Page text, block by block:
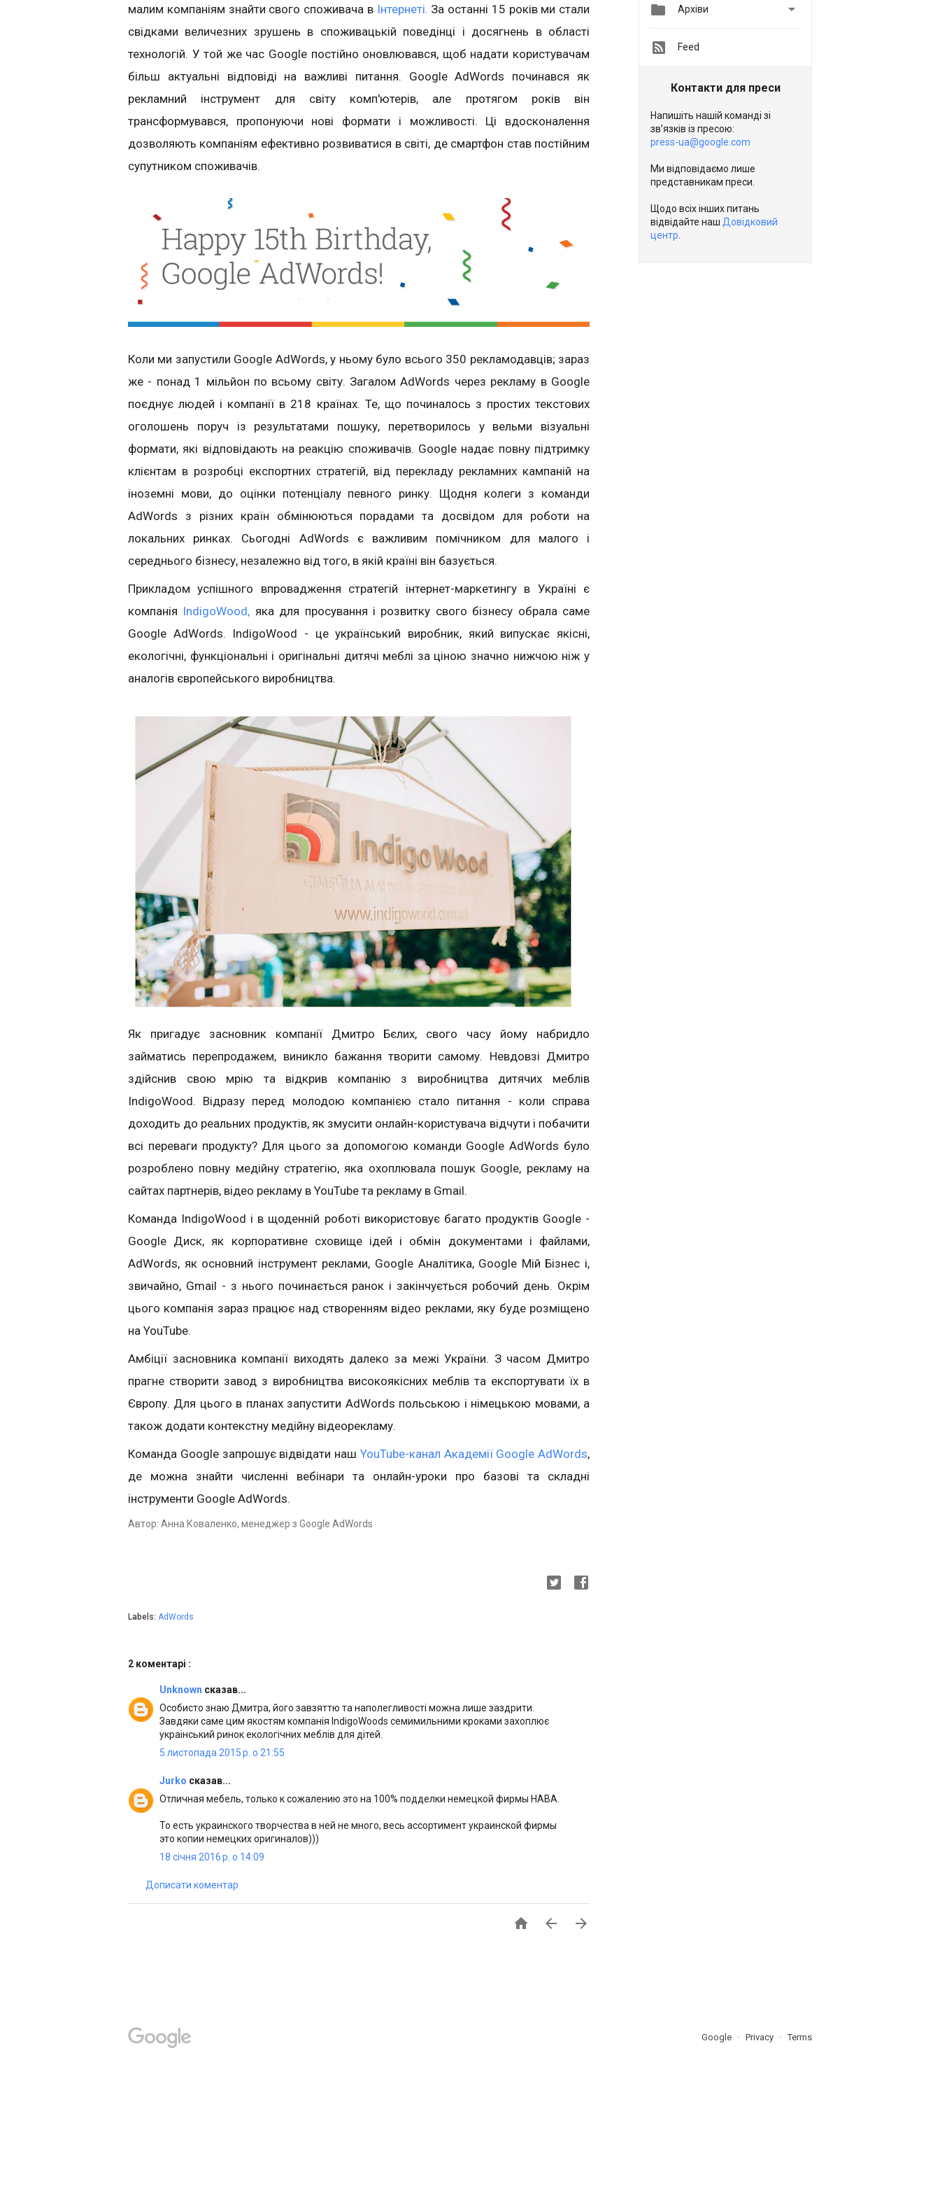
малим компаніям знайти свого споживача вІнтернеті. За останні 15 років ми стали
свідками величезних зрушень в споживацькій поведінці і досягнень в області
технологій. У той же час Google постійно оновлювався, щоб надати користувачам
більш актуальні відповіді на важливі питання. Google AdWords починався як
рекламний інструмент для світу комп'ютерів, але протягом років він
трансформувався, пропонуючи нові формати і можливості. Ці вдосконалення
дозволяють компаніям ефективно розвиватися в світі, де смартфон став постійним
супутником споживачів.
Коли ми запустили Google AdWords, у ньому було всього 350 рекламодавців; зараз
же - понад 1 мільйон по всьому світу. Загалом AdWords через рекламу в Google
поєднує людей і компанії в 218 країнах. Те, що починалось з простих текстових
оголошень поруч із результатами пошуку, перетворилось у вельми візуальні
формати, які відповідають на реакцію споживачів. Google надає повну підтримку
клієнтам в розробці експортних стратегій, від перекладу рекламних кампаній на
іноземні мови, до оцінки потенціалу певного ринку. Щодня колеги з команди
AdWords з різних країн обмінюються порадами та досвідом для роботи на
локальних ринках. Сьогодні AdWords є важливим помічником для малого і
середнього бізнесу, незалежно від того, в якій країні він базується.
Прикладом успішного впровадження стратегій інтернет-маркетингу в Україні є
компанія IndigoWood, яка для просування і розвитку свого бізнесу обрала саме
Google AdWords. IndigoWood - це український виробник, який випускає якісні,
екологічні, функціональні і оригінальні дитячі меблі за ціною значно нижчою ніж у
аналогів європейського виробництва.
Як пригадує засновник компанії Дмитро Бєлих, свого часу йому набридло
займатись перепродажем, виникло бажання творити самому. Невдовзі Дмитро
здійснив свою мрію та відкрив компанію з виробництва дитячих меблів
IndigoWood. Відразу перед молодою компанією стало питання - коли справа
доходить до реальних продуктів, як змусити онлайн-користувача відчути і побачити
всі переваги продукту? Для цього за допомогою команди Google AdWords було
розроблено повну медійну стратегію, яка охоплювала пошук Google, рекламу на
сайтах партнерів, відео рекламу в YouTube та рекламу в Gmail.
Команда IndigoWood і в щоденній роботі використовує багато продуктів Google -
Google Диск, як корпоративне сховище ідей і обмін документами і файлами,
AdWords, як основний інструмент реклами, Google Аналітика, Google Мій Бізнес і,
звичайно, Gmail - з нього починається ранок і закінчується робочий день. Окрім
цього компанія зараз працює над створенням відео реклами, яку буде розміщено
на YouTube.
Амбіції засновника компанії виходять далеко за межі України. З часом Дмитро
прагне створити завод з виробництва високоякісних меблів та експортувати їх в
Європу. Для цього в планах запустити AdWords польською і німецькою мовами, а
також додати контекстну медійну відеорекламу.
Команда Google запрошує відвідати наш YouTube-канал Академії Google AdWords,
де можна знайти численні вебінари та онлайн-уроки про базові та складні
інструменти Google AdWords.
Автор: Анна Коваленко, менеджер з Google AdWords
Labels: AdWords
2 коментарі :
Unknown сказав...
Особисто знаю Дмитра, його завзяттю та наполегливості можна лише заздрити.
Завдяки саме цим якостям компанія IndigoWoods семимильними кроками захоплює
украінський ринок екологічних меблів для дітей.
5 листопада 2015 р. о 21:55
Jurko сказав...
Отличная мебель, только к сожалению это на 100% подделки немецкой фирмы HABA.
То есть украинского творчества в ней не много, весь ассортимент украинской фирмы
это копии немецких оригиналов)))
18 січня 2016 р. о 14:09
Дописати коментар
  
 Архіви 
Feed
Контакти для преси
Напишіть нашій команді зі
зв’язків із пресою:
press-ua@google.com
Ми відповідаємо лише
представникам преси.
Щодо всіх інших питань
відвідайте наш Довідковий
центр
Google Privacy Terms